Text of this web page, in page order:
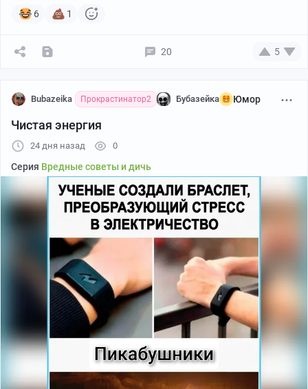
6 1
20 5
Bubazeika Прокрастинатор2 Бубазейка Юмор
Чистая энергия
24 дня назад 0
Серия Вредные советы и дичь